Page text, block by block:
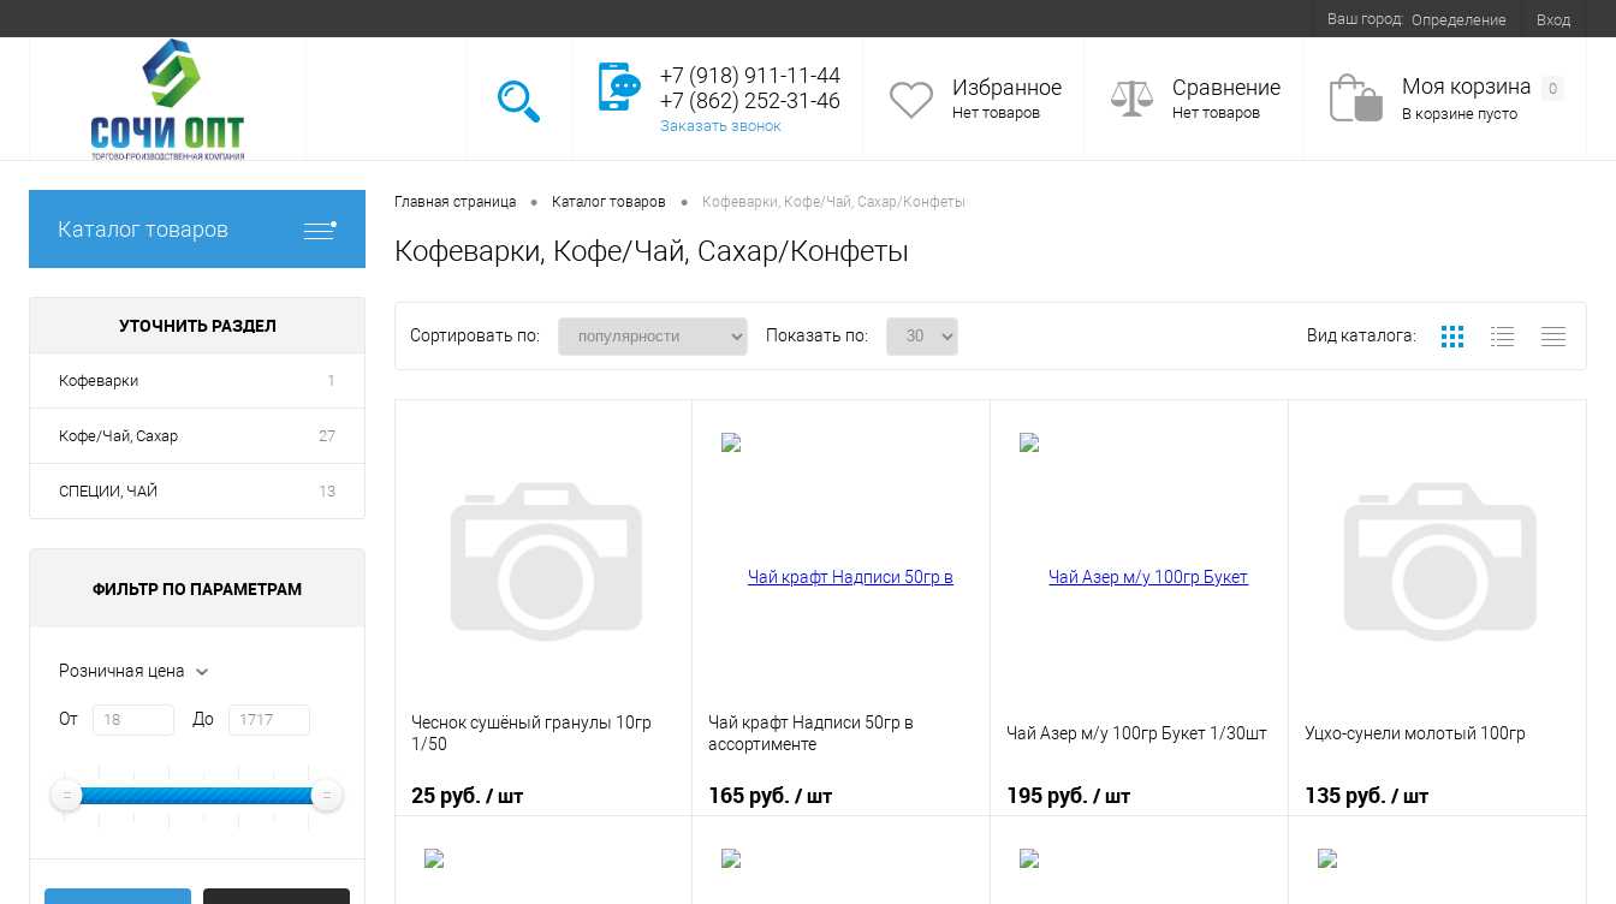
Ваш город: Определение Вход
+7 (918) 911-11-44
+7 (862) 252-31-46
Заказать звонок
Избранное
Нет товаров
Сравнение
Нет товаров
Моя корзина
0
В корзине пусто
Каталог товаров
УТОЧНИТЬ РАЗДЕЛ
Кофеварки 1
Кофе/Чай, Сахар 27
СПЕЦИИ, ЧАЙ 13
ФИЛЬТР ПО ПАРАМЕТРАМ
Розничная цена
От До
Главная страница • Каталог товаров • Кофеварки, Кофе/Чай, Сахар/Конфеты
Кофеварки, Кофе/Чай, Сахар/Конфеты
Сортировать по: Показать по: Вид каталога:
Чеснок сушёный гранулы 10гр
1/50
25 руб. / шт
Чай крафт Надписи 50гр в
ассортименте
165 руб. / шт
Чай Азер м/у 100гр Букет 1/30шт
195 руб. / шт
Уцхо-сунели молотый 100гр
135 руб. / шт